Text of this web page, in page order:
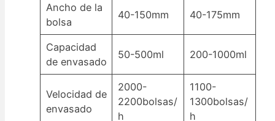
Ancho de la
bolsa
40-150mm 40-175mm
Capacidad
de envasado
50-500ml 200-1000ml
Velocidad de
envasado
2000-
2200bolsas/
h
1100-
1300bolsas/
h